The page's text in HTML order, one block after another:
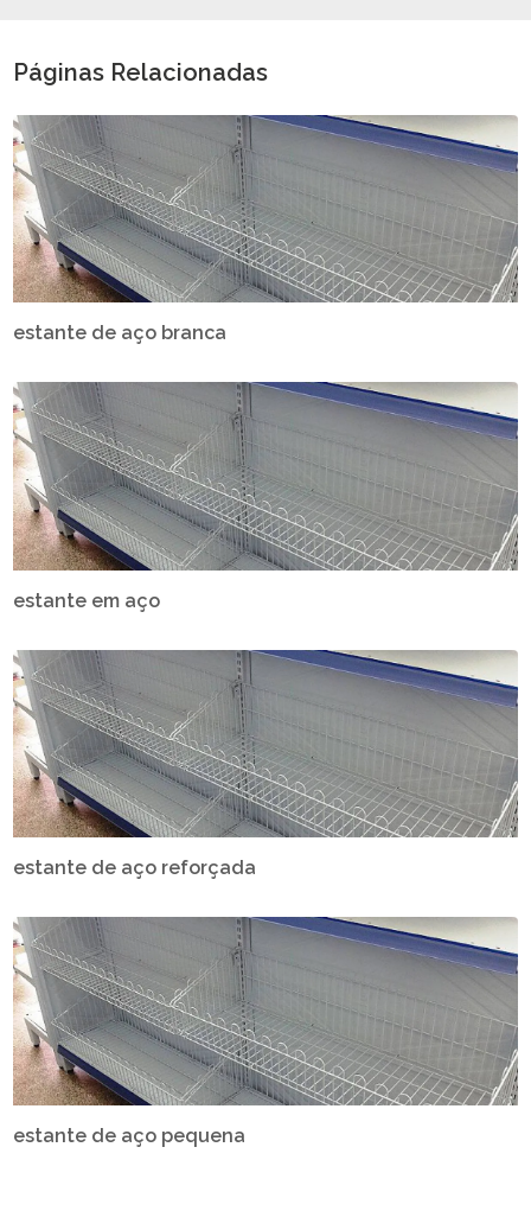
Páginas Relacionadas
estante de aço branca
estante em aço
estante de aço reforçada
estante de aço pequena